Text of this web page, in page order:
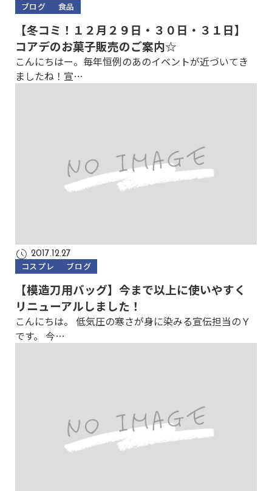
ブログ 食品
【冬コミ！１２月２９日・３０日・３１日】
コアデのお菓子販売のご案内☆
こんにちはー。毎年恒例のあのイベントが近づいてき
ましたね！宣…
2017.12.27
コスプレ ブログ
【模造刀用バッグ】今まで以上に使いやすく
リニューアルしました！
こんにちは。 低気圧の寒さが身に染みる宣伝担当のＹ
です。 今…